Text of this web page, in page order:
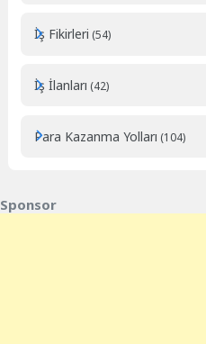
İş Fikirleri (54)
İş İlanları (42)
Para Kazanma Yolları (104)
Sponsor